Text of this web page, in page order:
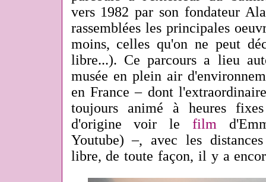
vers 1982 par son fondateur
rassemblées les principales
moins, celles qu'on ne peut
libre...). Ce parcours a lieu
musée en plein air
en France – dont
toujours animé à heures
d'origine voir lefilm
Youtube) –, avec les
libre, de toute façon, il y a